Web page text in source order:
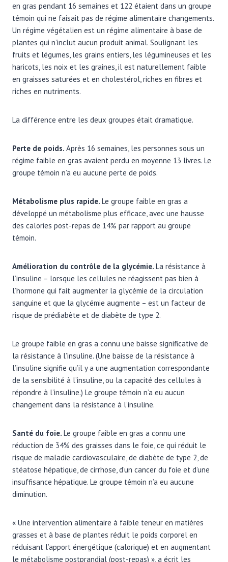
en gras pendant 16 semaines et 122 étaient dans un groupe
témoin qui ne faisait pas de régime alimentaire changements.
Un régime végétalien est un régime alimentaire à base de
plantes qui n’inclut aucun produit animal. Soulignant les
fruits et légumes, les grains entiers, les légumineuses et les
haricots, les noix et les graines, il est naturellement faible
en graisses saturées et en cholestérol, riches en fibres et
riches en nutriments.
La différence entre les deux groupes était dramatique.
Perte de poids. Après 16 semaines, les personnes sous un
régime faible en gras avaient perdu en moyenne 13 livres. Le
groupe témoin n’a eu aucune perte de poids.
Métabolisme plus rapide. Le groupe faible en gras a
développé un métabolisme plus efficace, avec une hausse
des calories post-repas de 14% par rapport au groupe
témoin.
Amélioration du contrôle de la glycémie. La résistance à
l’insuline – lorsque les cellules ne réagissent pas bien à
l’hormone qui fait augmenter la glycémie de la circulation
sanguine et que la glycémie augmente – est un facteur de
risque de prédiabète et de diabète de type 2.
Le groupe faible en gras a connu une baisse significative de
la résistance à l’insuline. (Une baisse de la résistance à
l’insuline signifie qu’il y a une augmentation correspondante
de la sensibilité à l’insuline, ou la capacité des cellules à
répondre à l’insuline.) Le groupe témoin n’a eu aucun
changement dans la résistance à l’insuline.
Santé du foie. Le groupe faible en gras a connu une
réduction de 34% des graisses dans le foie, ce qui réduit le
risque de maladie cardiovasculaire, de diabète de type 2, de
stéatose hépatique, de cirrhose, d’un cancer du foie et d’une
insuffisance hépatique. Le groupe témoin n’a eu aucune
diminution.
« Une intervention alimentaire à faible teneur en matières
grasses et à base de plantes réduit le poids corporel en
réduisant l’apport énergétique (calorique) et en augmentant
le métabolisme postprandial (post-repas) », a écrit les